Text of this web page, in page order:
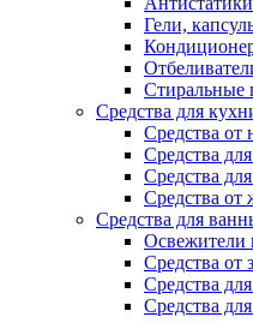
Гели,
Стиральные
Средства для
Средства от
Средства
Средства
Средства от
Средства для
Освежители
Средства от
Средства
Средства